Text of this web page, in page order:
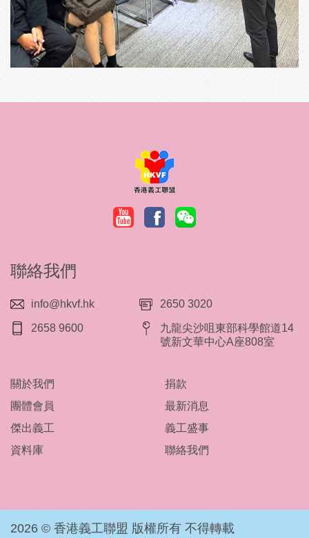
聯絡我們
info@hkvf.hk
2658 9600
2650 3020
九龍尖沙咀東部科學館道14
號新文華中心A座808室
關於我們
捐款
團體會員
最新消息
傑出義工
義工盛事
資料庫
聯絡我們
2026 © 香港義工聯盟 版權所有 不得轉載